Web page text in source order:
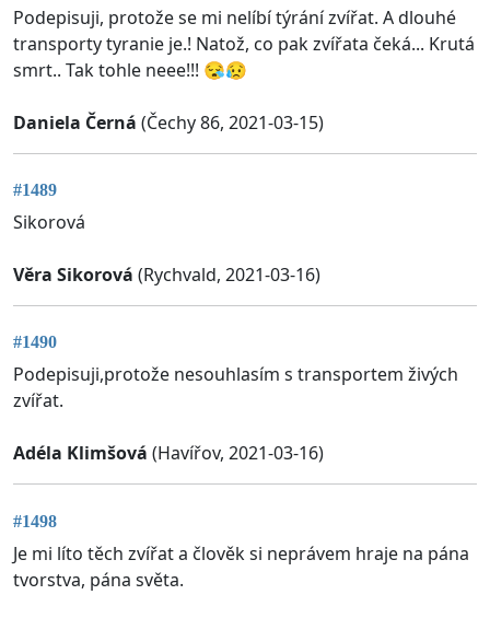
Podepisuji, protože se mi nelíbí týrání zvířat. A dlouhé
transporty tyranie je.! Natož, co pak zvířata čeká... Krutá
smrt.. Tak tohle neee!!! 😪😥
Daniela Černá (Čechy 86, 2021-03-15)
#1489
Sikorová
Věra Sikorová (Rychvald, 2021-03-16)
#1490
Podepisuji,protože nesouhlasím s transportem živých
zvířat.
Adéla Klimšová (Havířov, 2021-03-16)
#1498
Je mi líto těch zvířat a člověk si neprávem hraje na pána
tvorstva, pána světa.